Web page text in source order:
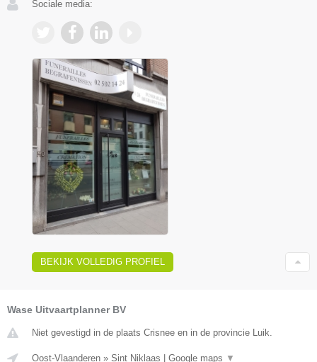
Sociale media:
BEKIJK VOLLEDIG PROFIEL
Wase Uitvaartplanner BV
Niet gevestigd in de plaats Crisnee en in de provincie Luik.
Oost-Vlaanderen » Sint Niklaas Google maps ▼